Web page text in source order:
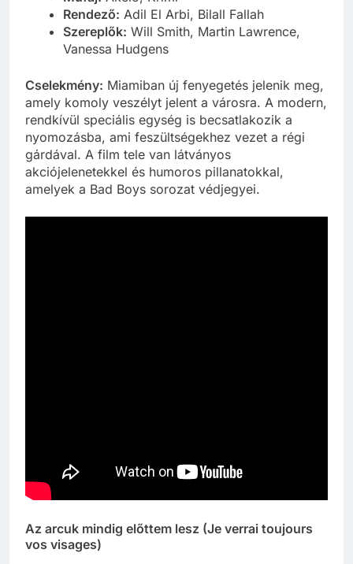
Rendező: Adil El Arbi, Bilall Fallah
Szereplők: Will Smith, Martin Lawrence,
Vanessa Hudgens
Cselekmény: Miamiban új fenyegetés jelenik meg,
amely komoly veszélyt jelent a városra. A modern,
rendkívül speciális egység is becsatlakozik a
nyomozásba, ami feszültségekhez vezet a régi
gárdával. A film tele van látványos
akciójelenetekkel és humoros pillanatokkal,
amelyek a Bad Boys sorozat védjegyei.
Az arcuk mindig előttem lesz (Je verrai toujours
vos visages)